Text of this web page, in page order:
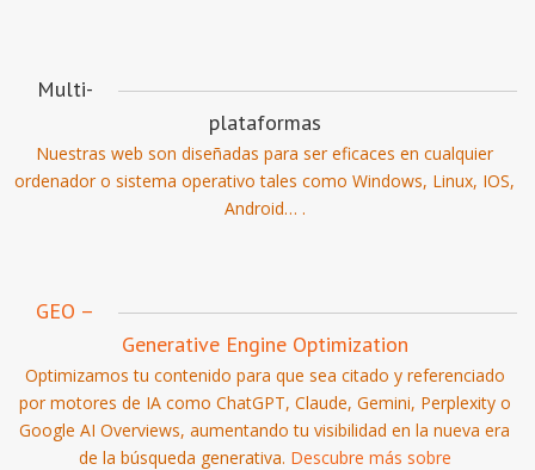
Multi-
plataformas
Nuestras web son diseñadas para ser eficaces en cualquier
ordenador o sistema operativo tales como Windows, Linux, IOS,
Android… .
GEO –
Generative Engine Optimization
Optimizamos tu contenido para que sea citado y referenciado
por motores de IA como ChatGPT, Claude, Gemini, Perplexity o
Google AI Overviews, aumentando tu visibilidad en la nueva era
de la búsqueda generativa. Descubre más sobre